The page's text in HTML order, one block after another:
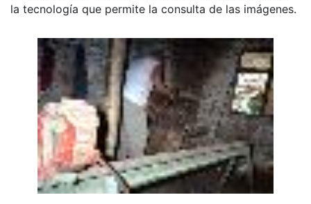
la tecnología que permite la consulta de las imágenes.